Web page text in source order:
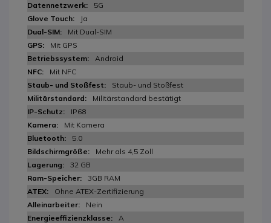
5G
Ja
Mit Dual-SIM
Mit GPS
Android
Mit NFC
Staub- und Stoßfest
Militärstandard bestätigt
IP68
Mit Kamera
5.0
Mehr als 4,5 Zoll
32 GB
3GB RAM
Ohne ATEX-Zertifizierung
Nein
A